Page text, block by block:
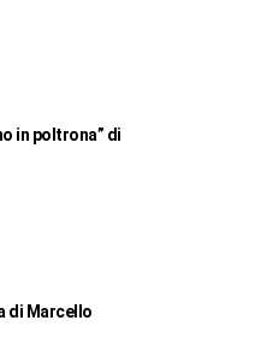
in poltrona” di
di Marcello